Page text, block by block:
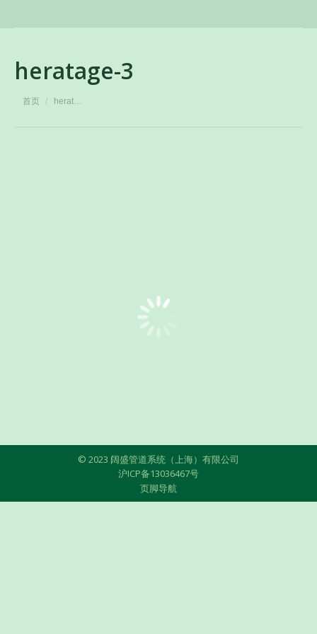
heratage-3
您在这里：
首页 herat…
© 2023 阔盛管道系统（上海）有限公司
沪ICP备13036467号
页脚导航